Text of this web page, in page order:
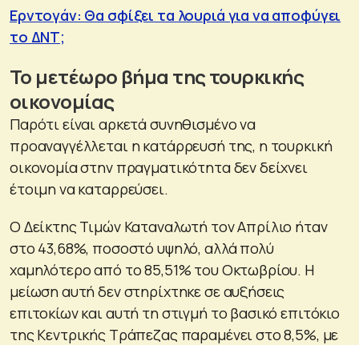
Ερντογάν: Θα σφίξει τα λουριά για να αποφύγει
το ΔΝΤ;
Το μετέωρο βήμα της τουρκικής
οικονομίας
Παρότι είναι αρκετά συνηθισμένο να
προαναγγέλλεται η κατάρρευσή της, η τουρκική
οικονομία στην πραγματικότητα δεν δείχνει
έτοιμη να καταρρεύσει.
Ο Δείκτης Τιμών Καταναλωτή τον Απρίλιο ήταν
στο 43,68%, ποσοστό υψηλό, αλλά πολύ
χαμηλότερο από το 85,51% του Οκτωβρίου. Η
μείωση αυτή δεν στηρίχτηκε σε αυξήσεις
επιτοκίων και αυτή τη στιγμή το βασικό επιτόκιο
της Κεντρικής Τράπεζας παραμένει στο 8,5%, με